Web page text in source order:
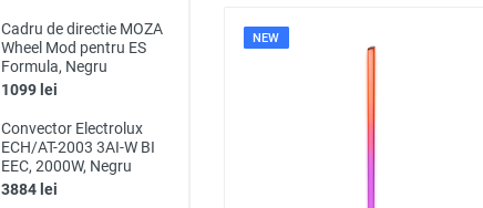
Cadru de directie MOZA
Wheel Mod pentru ES
Formula, Negru
1099 lei
Convector Electrolux
ECH/AT-2003 3AI-W BI
EEC, 2000W, Negru
3884 lei
NEW